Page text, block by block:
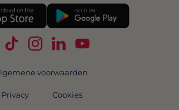
Volg Swipe4Work op TikTok
Volg Swipe4Work op
Volg Swipe4Work op
Volg Swipe4Work
voorwaarden
Privacy Cookies